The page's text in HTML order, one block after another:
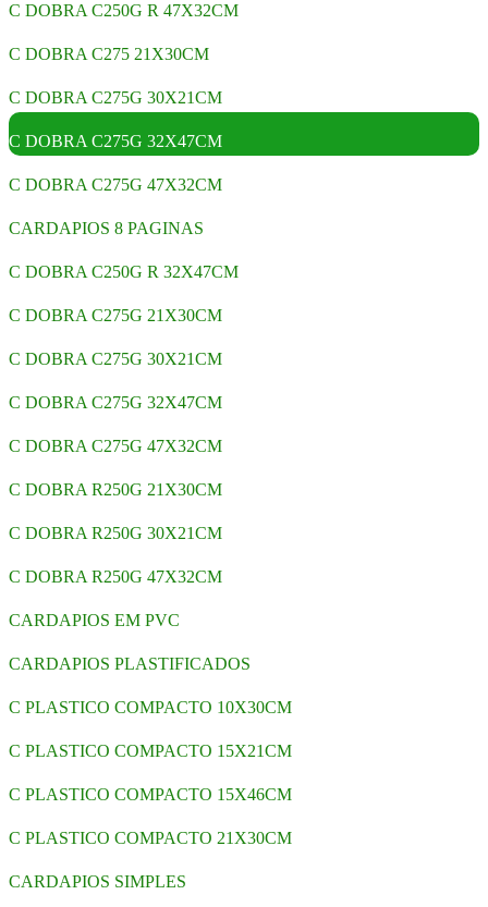
C DOBRA C250G R 47X32CM
C DOBRA C275 21X30CM
C DOBRA C275G 30X21CM
C DOBRA C275G 32X47CM
C DOBRA C275G 47X32CM
CARDAPIOS 8 PAGINAS
C DOBRA C250G R 32X47CM
C DOBRA C275G 21X30CM
C DOBRA C275G 30X21CM
C DOBRA C275G 32X47CM
C DOBRA C275G 47X32CM
C DOBRA R250G 21X30CM
C DOBRA R250G 30X21CM
C DOBRA R250G 47X32CM
CARDAPIOS EM PVC
CARDAPIOS PLASTIFICADOS
C PLASTICO COMPACTO 10X30CM
C PLASTICO COMPACTO 15X21CM
C PLASTICO COMPACTO 15X46CM
C PLASTICO COMPACTO 21X30CM
CARDAPIOS SIMPLES